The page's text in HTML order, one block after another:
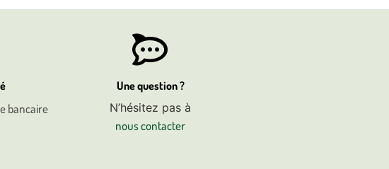
bancaire
Une question ?
N’hésitez pas à
nous contacter